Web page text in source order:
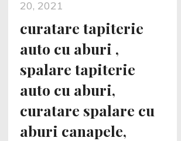
20, 2021
curatare tapiterie
auto cu aburi ,
spalare tapiterie
auto cu aburi,
curatare spalare cu
aburi canapele,